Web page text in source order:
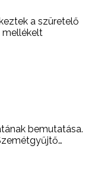
a szüretelő
mellékelt
bemutatása.